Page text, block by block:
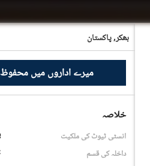
بھکر,پاکستان
میرے اداروں میں
خلاصہ
انسٹی ٹیوٹ کی ملکیت
داخلہ کی قسم